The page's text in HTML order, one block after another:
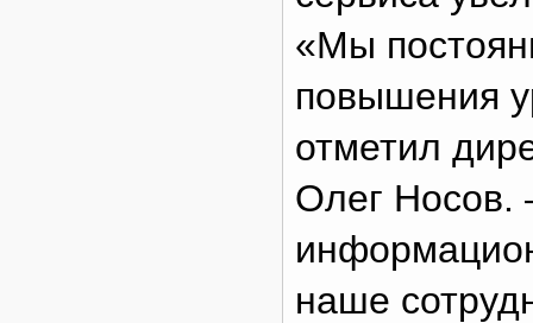
«Мы
повышения
отметил
Олег Носов.
наше